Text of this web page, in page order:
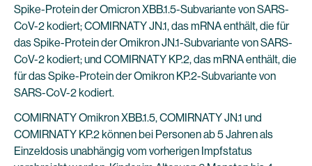
Spike-Protein der Omicron XBB.1.5-Subvariante von SARS-
CoV-2 kodiert; COMIRNATY JN.1, das mRNA enthält, die für
das Spike-Protein der Omikron JN.1-Subvariante von SARS-
CoV-2 kodiert; und COMIRNATY KP.2, das mRNA enthält, die
für das Spike-Protein der Omikron KP.2-Subvariante von
SARS-CoV-2 kodiert.
COMIRNATY Omikron XBB.1.5, COMIRNATY JN.1 und
COMIRNATY KP.2 können bei Personen ab 5 Jahren als
Einzeldosis unabhängig vom vorherigen Impfstatus